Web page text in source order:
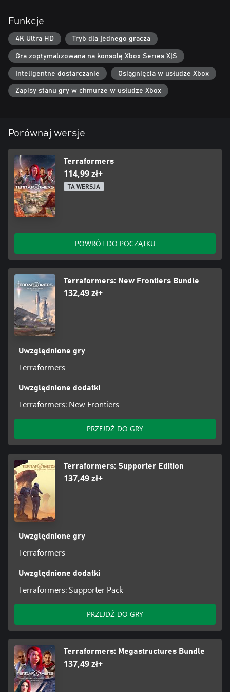
Funkcje
4K Ultra HD Tryb dla jednego gracza
Gra zoptymalizowana na konsolę Xbox Series X|S
Inteligentne dostarczanie Osiągnięcia w usłudze Xbox
Zapisy stanu gry w chmurze w usłudze Xbox
Porównaj wersje
Terraformers
114,99 zł+
TA WERSJA
POWRÓT DO POCZĄTKU
Terraformers: New Frontiers Bundle
132,49 zł+
Uwzględnione gry
Terraformers
Uwzględnione dodatki
Terraformers: New Frontiers
PRZEJDŹ DO GRY
Terraformers: Supporter Edition
137,49 zł+
Uwzględnione gry
Terraformers
Uwzględnione dodatki
Terraformers: Supporter Pack
PRZEJDŹ DO GRY
Terraformers: Megastructures Bundle
137,49 zł+